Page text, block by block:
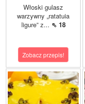
Włoski gulasz
warzywny „ratatuia
ligure” z... ⇖ 18
Zobacz przepis!